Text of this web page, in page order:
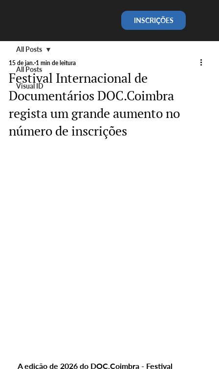
INSCRIÇÕES
All Posts
Visual ID
All Posts
Festival Internacional de
Documentários DOC.Coimbra
regista um grande aumento no
número de inscrições
15 de jan. 1 min de leitura
A edição de 2026 do DOC.Coimbra - Festival